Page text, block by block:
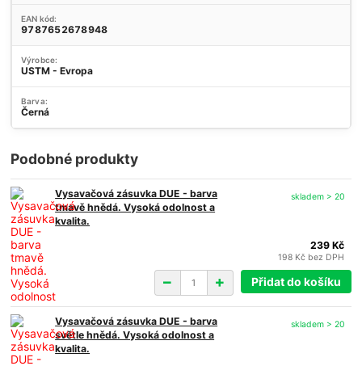
EAN kód:
9787652678948
Výrobce:
USTM - Evropa
Barva:
Černá
Podobné produkty
Vysavačová zásuvka DUE - barva
tmavě hnědá. Vysoká odolnost a
kvalita.
239 Kč
198 Kč bez DPH
skladem > 20
Přidat do košíku
Vysavačová zásuvka DUE - barva
světle hnědá. Vysoká odolnost a
kvalita.
skladem > 20